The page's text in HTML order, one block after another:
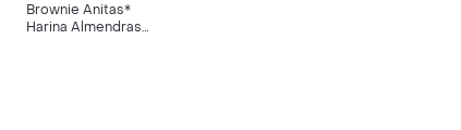
Brownie Anitas*
Harina Almendras